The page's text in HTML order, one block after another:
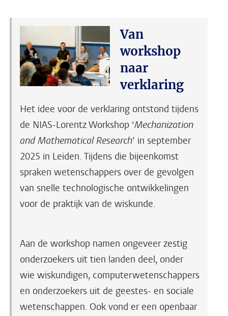
Van
workshop
naar
verklaring
Het idee voor de verklaring ontstond tijdens
de NIAS-Lorentz Workshop ‘Mechanization
and Mathematical Research’ in september
2025 in Leiden. Tijdens die bijeenkomst
spraken wetenschappers over de gevolgen
van snelle technologische ontwikkelingen
voor de praktijk van de wiskunde.
Aan de workshop namen ongeveer zestig
onderzoekers uit tien landen deel, onder
wie wiskundigen, computerwetenschappers
en onderzoekers uit de geestes- en sociale
wetenschappen. Ook vond er een openbaar